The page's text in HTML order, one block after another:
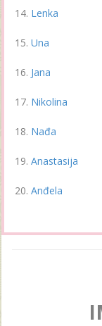
Lenka
Una
Jana
Nikolina
Nađa
Anastasija
Anđela